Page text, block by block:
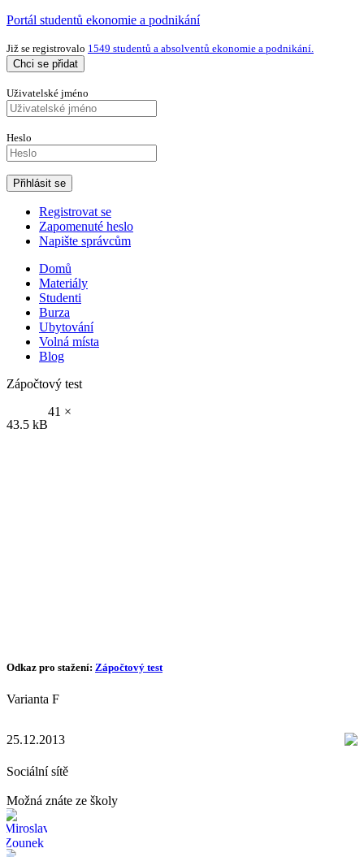
Portál studentů ekonomie a podnikání
Již se registrovalo 1549 studentů a absolventů ekonomie a podnikání.
Chci se přidat
Uživatelské jméno
Heslo
Registrovat se
Zapomenuté heslo
Napište správcům
Domů
Materiály
Studenti
Burza
Ubytování
Volná místa
Blog
Zápočtový test
43.5 kB
41 ×
Odkaz pro stažení: Zápočtový test
Varianta F
25.12.2013
Sociální sítě
Možná znáte ze školy